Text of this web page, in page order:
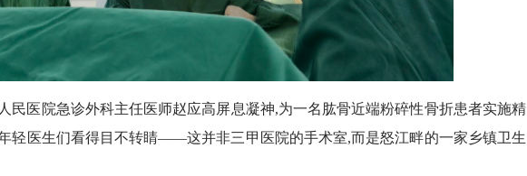
医院急诊外科主任医师赵应高屏息凝神,为一名肱骨近端粉碎性骨折患者实施精
轻医生们看得目不转睛——这并非三甲医院的手术室,而是怒江畔的一家乡镇卫生